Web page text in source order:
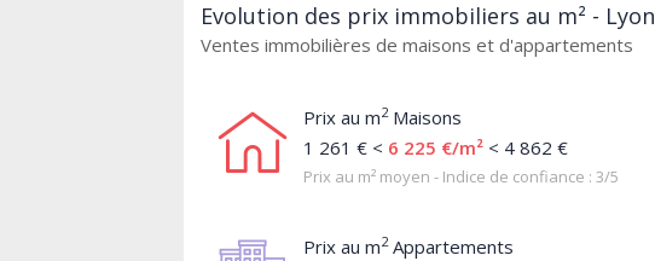
Evolution des prix immobiliers au m² - Lyon
Ventes immobilières de maisons et d'appartements
Prix au m2Maisons
1 261 € < 6 225 €/m² < 4 862 €
Prix au m² moyen - Indice de confiance : 3/5
Prix au m2Appartements